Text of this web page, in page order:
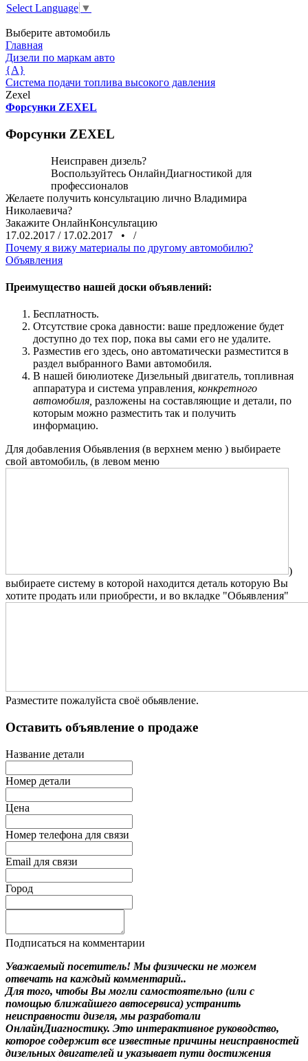
Select Language ▼
Выберите автомобиль
Главная
Дизели по маркам авто
{A}
Система подачи топлива высокого давления
Zexel
Форсунки ZEXEL
Форсунки ZEXEL
Неисправен дизель?
Воспользуйтесь ОнлайнДиагностикой для
профессионалов
Желаете получить консультацию лично Владимира
Николаевича?
Закажите ОнлайнКонсультацию
17.02.2017 / 17.02.2017 •
/
Почему я вижу материалы по другому автомобилю?
Объявления
Преимущество нашей доски объявлений:
Бесплатность.
Отсутствие срока давности: ваше предложение будет
доступно до тех пор, пока вы сами его не удалите.
Разместив его здесь, оно автоматически разместится в
раздел выбранного Вами автомобиля.
В нашей биюлиотеке Дизельный двигатель, топливная
аппаратура и система управления , конкретного
автомобиля, разложены на составляющие и детали, по
которым можно разместить так и получить
информацию.
Для добавления Обьявления (в верхнем меню ) выбираете
свой автомобиль, (в левом меню
)
выбираете систему в которой находится деталь которую Вы
хотите продать или приобрести, и во вкладке "Обьявления"
Разместите пожалуйста своё обьявление.
Оставить объявление о продаже
Название детали
Номер детали
Цена
Номер телефона для связи
Email для связи
Город
Подписаться на комментарии
Уважаемый посетитель! Мы физически не можем
отвечать на каждый комментарий..
Для того, чтобы Вы могли самостоятельно (или с
помощью ближайшего автосервиса) устранить
неисправности дизеля, мы разработали
ОнлайнДиагностику. Это интерактивное руководство,
которое содержит все известные причины неисправностей
дизельных двигателей и указывает пути достижения